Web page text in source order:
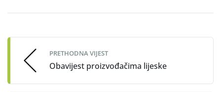
navigation
PRETHODNA VIJEST
Obavijest proizvođačima lijeske